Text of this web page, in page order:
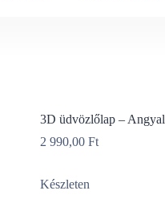
3D üdvözlőlap – Angyal
2 990,00 Ft
Készleten